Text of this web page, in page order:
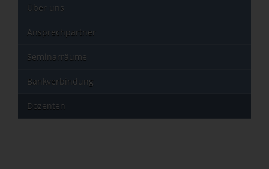
Über uns
Ansprechpartner
Seminarräume
Bankverbindung
Dozenten